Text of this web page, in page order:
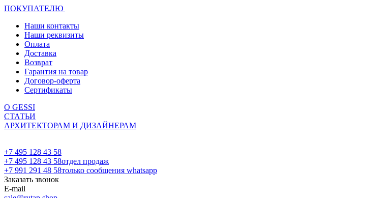
ПОКУПАТЕЛЮ
Наши контакты
Наши реквизиты
Оплата
Доставка
Возврат
Гарантия на товар
Договор-оферта
Сертификаты
О GESSI
СТАТЬИ
АРХИТЕКТОРАМ И ДИЗАЙНЕРАМ
+7 495 128 43 58
+7 495 128 43 58отдел продаж
+7 991 291 48 58только сообщения whatsapp
Заказать звонок
E-mail